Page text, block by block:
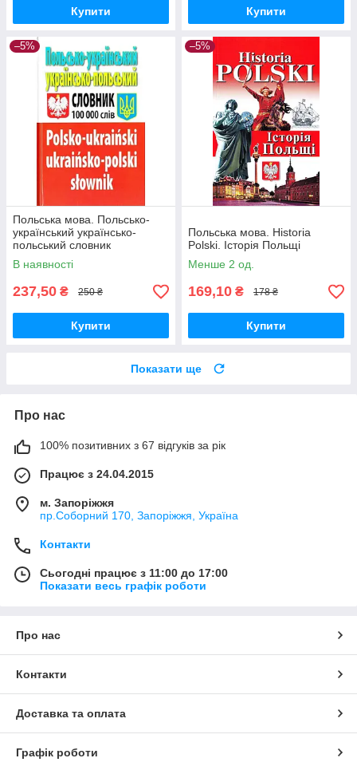
Купити Купити
–5%
Польська мова. Польсько-
український українсько-
польський словник
В наявності
237,50 ₴ 250 ₴
Купити
–5%
Польська мова. Historia
Polski. Історія Польщі
Менше 2 од.
169,10 ₴ 178 ₴
Купити
Показати ще
Про нас
100% позитивних з 67 відгуків за рік
Працює з 24.04.2015
м. Запоріжжя
пр.Соборний 170, Запоріжжя, Україна
Контакти
Сьогодні працює з 11:00 до 17:00
Показати весь графік роботи
Про нас
Контакти
Доставка та оплата
Графік роботи